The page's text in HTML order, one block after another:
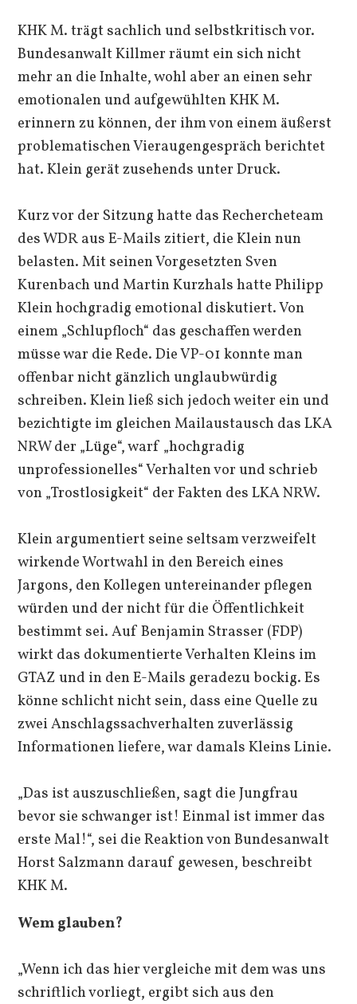
KHK M. trägt sachlich und selbstkritisch vor.
Bundesanwalt Killmer räumt ein sich nicht
mehr an die Inhalte, wohl aber an einen sehr
emotionalen und aufgewühlten KHK M.
erinnern zu können, der ihm von einem äußerst
problematischen Vieraugengespräch berichtet
hat. Klein gerät zusehends unter Druck.
Kurz vor der Sitzung hatte das Rechercheteam
des WDR aus E-Mails zitiert, die Klein nun
belasten. Mit seinen Vorgesetzten Sven
Kurenbach und Martin Kurzhals hatte Philipp
Klein hochgradig emotional diskutiert. Von
einem „Schlupfloch“ das geschaffen werden
müsse war die Rede. Die VP-01 konnte man
offenbar nicht gänzlich unglaubwürdig
schreiben. Klein ließ sich jedoch weiter ein und
bezichtigte im gleichen Mailaustausch das LKA
NRW der „Lüge“, warf „hochgradig
unprofessionelles“ Verhalten vor und schrieb
von „Trostlosigkeit“ der Fakten des LKA NRW.
Klein argumentiert seine seltsam verzweifelt
wirkende Wortwahl in den Bereich eines
Jargons, den Kollegen untereinander pflegen
würden und der nicht für die Öffentlichkeit
bestimmt sei. Auf Benjamin Strasser (FDP)
wirkt das dokumentierte Verhalten Kleins im
GTAZ und in den E-Mails geradezu bockig. Es
könne schlicht nicht sein, dass eine Quelle zu
zwei Anschlagssachverhalten zuverlässig
Informationen liefere, war damals Kleins Linie.
„Das ist auszuschließen, sagt die Jungfrau
bevor sie schwanger ist! Einmal ist immer das
erste Mal!“, sei die Reaktion von Bundesanwalt
Horst Salzmann darauf gewesen, beschreibt
KHK M.
Wem glauben?
„Wenn ich das hier vergleiche mit dem was uns
schriftlich vorliegt, ergibt sich aus den